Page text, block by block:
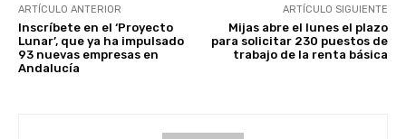
ARTÍCULO ANTERIOR
Inscríbete en el ‘Proyecto
Lunar’, que ya ha impulsado
93 nuevas empresas en
Andalucía
ARTÍCULO SIGUIENTE
Mijas abre el lunes el plazo
para solicitar 230 puestos de
trabajo de la renta básica